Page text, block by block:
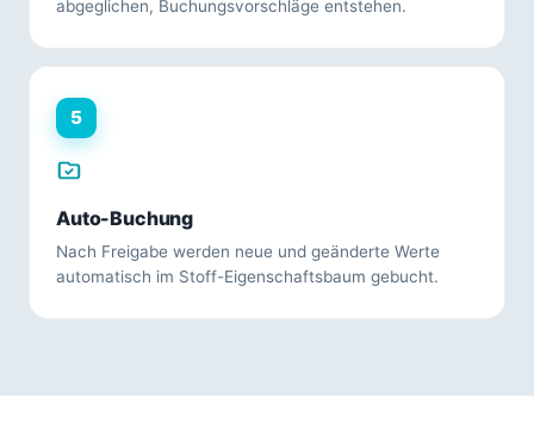
abgeglichen, Buchungsvorschläge entstehen.
5
Auto-Buchung
Nach Freigabe werden neue und geänderte Werte
automatisch im Stoff-Eigenschaftsbaum gebucht.